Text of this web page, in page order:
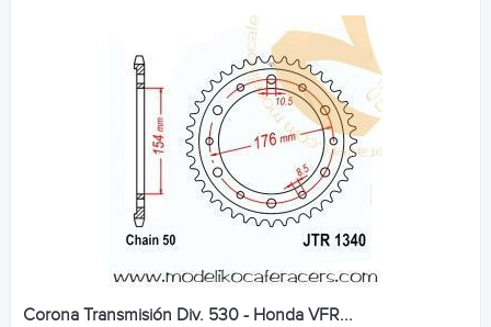
Corona Transmisión Div. 530 - Honda VFR...